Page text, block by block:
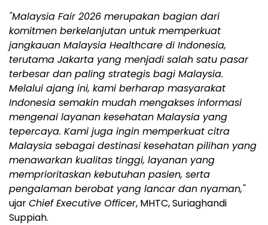
"Malaysia Fair 2026 merupakan bagian dari
komitmen berkelanjutan untuk memperkuat
jangkauan Malaysia Healthcare di Indonesia,
terutama Jakarta yang menjadi salah satu pasar
terbesar dan paling strategis bagi Malaysia.
Melalui ajang ini, kami berharap masyarakat
Indonesia semakin mudah mengakses informasi
mengenai layanan kesehatan Malaysia yang
tepercaya. Kami juga ingin memperkuat citra
Malaysia sebagai destinasi kesehatan pilihan yang
menawarkan kualitas tinggi, layanan yang
memprioritaskan kebutuhan pasien, serta
pengalaman berobat yang lancar dan nyaman,"
ujarChief Executive Officer, MHTC, Suriaghandi
Suppiah.